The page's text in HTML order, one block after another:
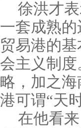
徐洪才
一套成熟
贸易港的
会主义制
略，加之
港可谓“天
在他看